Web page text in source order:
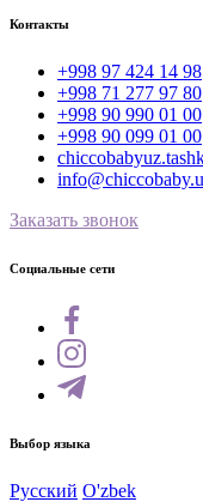
Контакты
+998 97 424 14 98
+998 71 277 97 80
+998 90 990 01 00
+998 90 099 01 00
Заказать звонок
Социальные сети
Выбор языка
Русский O'zbek